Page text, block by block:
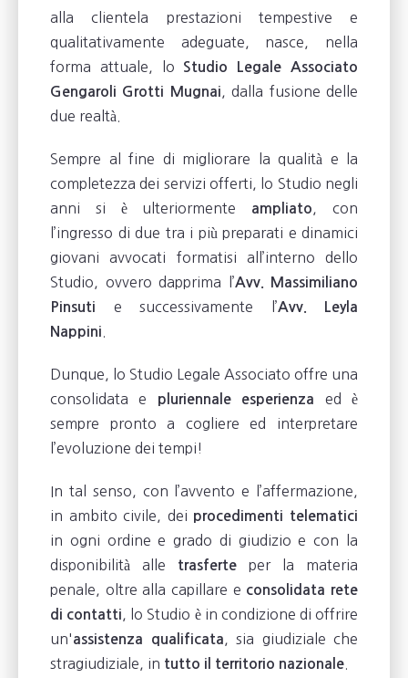
alla clientela prestazioni tempestive e
qualitativamente adeguate, nasce, nella
forma attuale, lo Studio Legale Associato
Gengaroli Grotti Mugnai , dalla fusione delle
due realtà.
Sempre al fine di migliorare la qualità e la
completezza dei servizi offerti, lo Studio negli
anni si è ulteriormente ampliato
, con
l’ingresso di due tra i più preparati e dinamici
giovani avvocati formatisi all’interno dello
Studio, ovvero dapprima l’Avv. Massimiliano
Pinsuti e successivamente l’Avv. Leyla
Nappini
Dunque, lo Studio Legale Associato offre una
consolidata e
pluriennale esperienza ed è
sempre pronto a cogliere ed interpretare
l’evoluzione dei tempi!
In tal senso, con l’avvento e l’affermazione,
in ambito civile, dei procedimenti telematici
in ogni ordine e grado di giudizio e con la
disponibilità alle trasferte per la materia
penale, oltre alla capillare e consolidata rete
di contatti
, lo Studio è in condizione di offrire
un' assistenza qualificata , sia giudiziale che
stragiudiziale, in tutto il territorio nazionale